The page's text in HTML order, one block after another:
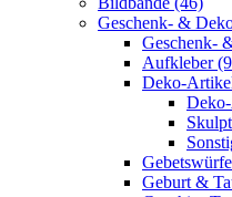
Geschenk- &
Geschenk-
Aufkleber
Deko-
Geburt &